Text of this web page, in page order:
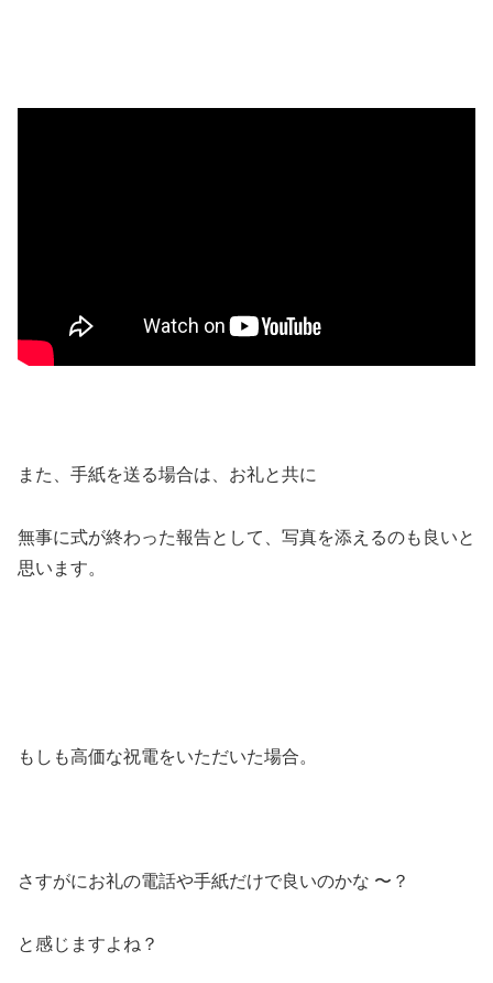
また、手紙を送る場合は、お礼と共に
無事に式が終わった報告として、写真を添えるのも良いと
思います。
もしも高価な祝電をいただいた場合。
さすがにお礼の電話や手紙だけで良いのかな 〜？
と感じますよね？